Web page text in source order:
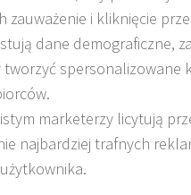
zauważenie i kliknięcie
dane demograficzne,
spersonalizowane
marketerzy licytują
najbardziej trafnych